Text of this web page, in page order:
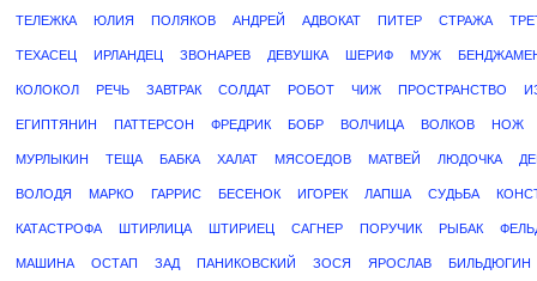
ТЕЛЕЖКА ЮЛИЯ ПОЛЯКОВ АНДРЕЙ АДВОКАТ ПИТЕР СТРАЖА
ТЕХАСЕЦ ИРЛАНДЕЦ ЗВОНАРЕВ ДЕВУШКА ШЕРИФ МУЖ
КОЛОКОЛ РЕЧЬ ЗАВТРАК СОЛДАТ РОБОТ ЧИЖ ПРОСТРАНСТВО
ЕГИПТЯНИН ПАТТЕРСОН ФРЕДРИК БОБР ВОЛЧИЦА ВОЛКОВ НОЖ
МУРЛЫКИН ТЕЩА БАБКА ХАЛАТ МЯСОЕДОВ МАТВЕЙ ЛЮДОЧКА
ВОЛОДЯ МАРКО ГАРРИС БЕСЕНОК ИГОРЕК ЛАПША СУДЬБА
КАТАСТРОФА ШТИРЛИЦА ШТИРИЕЦ САГНЕР ПОРУЧИК РЫБАК
МАШИНА ОСТАП ЗАД ПАНИКОВСКИЙ ЗОСЯ ЯРОСЛАВ БИЛЬДЮГИН